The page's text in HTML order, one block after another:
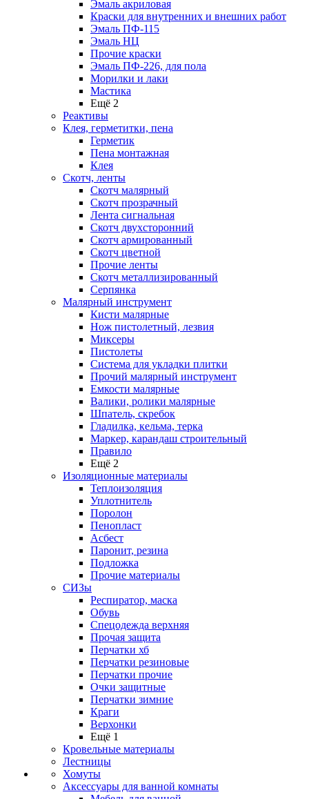
Эмаль акриловая
Краски для внутренних и внешних работ
Эмаль ПФ-115
Эмаль НЦ
Прочие краски
Эмаль ПФ-226, для пола
Морилки и лаки
Мастика
Ещё 2
Реактивы
Клея, герметитки, пена
Герметик
Пена монтажная
Клея
Скотч, ленты
Скотч малярный
Скотч прозрачный
Лента сигнальная
Скотч двухсторонний
Скотч армированный
Скотч цветной
Прочие ленты
Скотч металлизированный
Серпянка
Малярный инструмент
Кисти малярные
Нож пистолетный, лезвия
Миксеры
Пистолеты
Система для укладки плитки
Прочий малярный инструмент
Емкости малярные
Валики, ролики малярные
Шпатель, скребок
Гладилка, кельма, терка
Маркер, карандаш строительный
Правило
Ещё 2
Изоляционные материалы
Теплоизоляция
Уплотнитель
Поролон
Пенопласт
Асбест
Паронит, резина
Подложка
Прочие материалы
СИЗы
Респиратор, маска
Обувь
Спецодежда верхняя
Прочая защита
Перчатки хб
Перчатки резиновые
Перчатки прочие
Очки защитные
Перчатки зимние
Краги
Верхонки
Ещё 1
Кровельные материалы
Лестницы
Хомуты
Аксессуары для ванной комнаты